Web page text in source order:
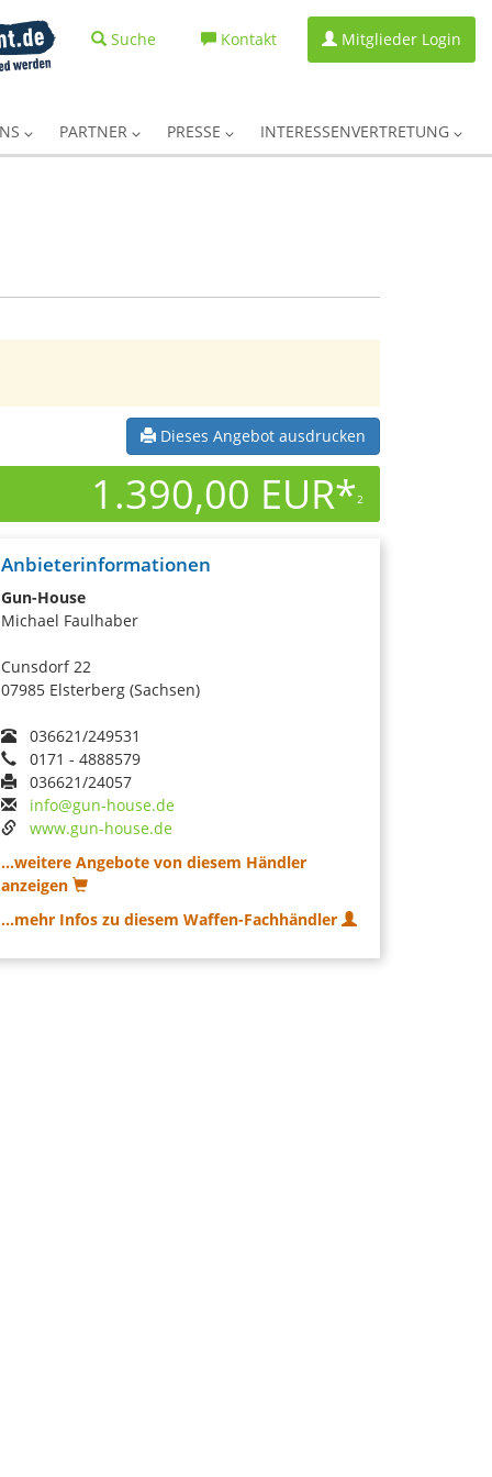
Suche Kontakt Mitglieder Login
PARTNER PRESSE INTERESSENVERTRETUNG
Dieses Angebot ausdrucken
1.390,00 EUR*2
Anbieterinformationen
Gun-House
Michael Faulhaber
Cunsdorf 22
07985 Elsterberg (Sachsen)
036621/249531
0171 - 4888579
036621/24057
info@gun-house.de
www.gun-house.de
...weitere Angebote von diesem Händler
anzeigen
...mehr Infos zu diesem Waffen-Fachhändler